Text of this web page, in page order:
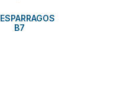
ESPARRAGOS
B7